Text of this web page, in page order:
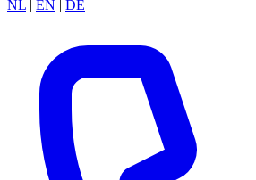
NL | EN | DE